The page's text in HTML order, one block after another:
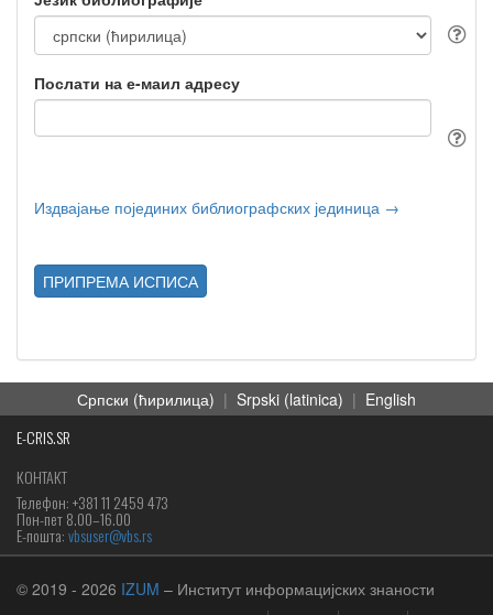
Послати на е-маил адресу
Издвајање појединих библиографских јединица →
ПРИПРЕМА ИСПИСА
Српски (ћирилица) | Srpski (latinica) | English
E-CRIS.SR
КОНТАКТ
Телефон: +381 11 2459 473
Пон-пет 8.00–16.00
Е-пошта:vbsuser@vbs.rs
© 2019 - 2026 IZUM – Институт информацијских знаности